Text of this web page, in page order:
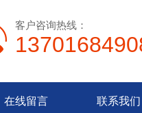
客户咨询热线：
在线留言 联系我们